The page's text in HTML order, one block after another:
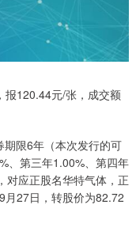
报120.44元/张，成交额
期限6年（本次发行的可
、第三年1.00%、第四年
对应正股名华特气体，正
月27日，转股价为82.72